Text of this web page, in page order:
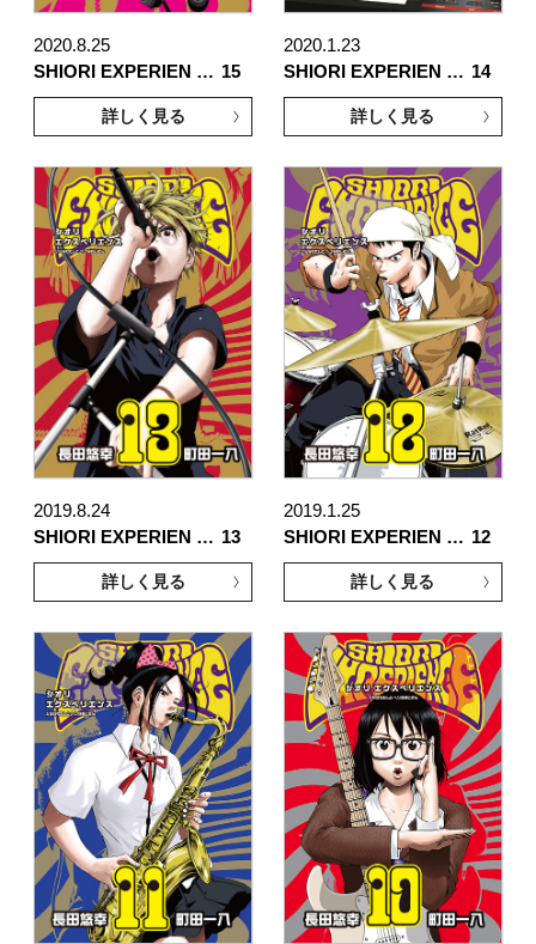
2020.8.25
SHIORI EXPERIEN … 15
詳しく見る
2020.1.23
SHIORI EXPERIEN … 14
詳しく見る
2019.8.24
SHIORI EXPERIEN … 13
詳しく見る
2019.1.25
SHIORI EXPERIEN … 12
詳しく見る